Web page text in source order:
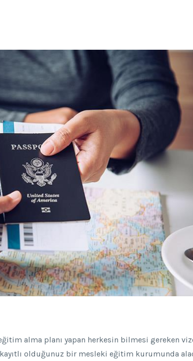
alma planı yapan herkesin bilmesi gereken
olduğunuz bir mesleki eğitim kurumunda